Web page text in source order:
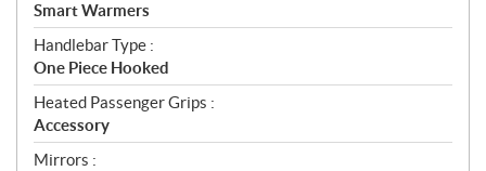
Smart Warmers
Handlebar Type :
One Piece Hooked
Heated Passenger Grips :
Accessory
Mirrors :